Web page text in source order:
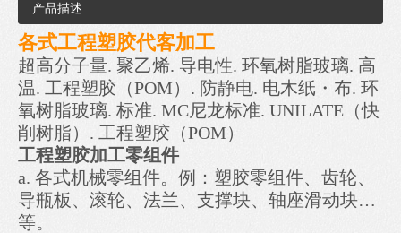
产品描述
各式工程塑胶代客加工
超高分子量. 聚乙烯. 导电性. 环氧树脂玻璃. 高
温. 工程塑胶（POM）. 防静电. 电木纸・布. 环
氧树脂玻璃. 标准. MC尼龙标准. UNILATE（快
削树脂）. 工程塑胶（POM）
工程塑胶加工零组件
a. 各式机械零组件。例：塑胶零组件、齿轮、
导瓶板、滚轮、法兰、支撑块、轴座滑动块…
等。